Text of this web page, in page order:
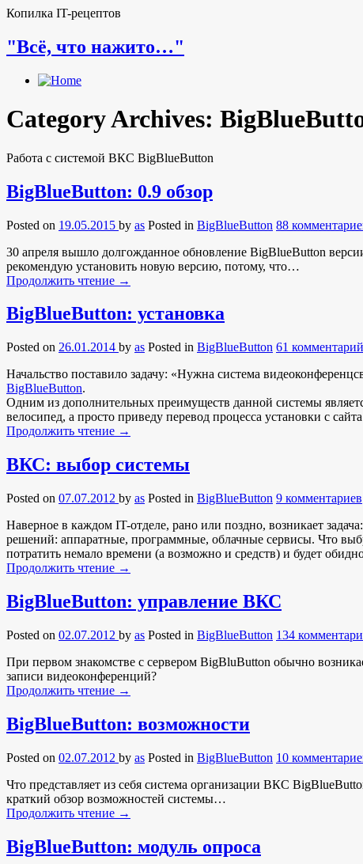
Копилка IT-рецептов
"Всё, что нажито…"
Category Archives:
Работа с системой ВКС BigBlueButton
BigBlueButton: 0.9 обзор
Posted on 19.05.2015 by as Posted in BigBlueButton 88
30 апреля вышло долгожданное обновление BigBlueButton
рекомендую установить новую версию, потому, что…
Продолжить чтение →
BigBlueButton: установка
Posted on 26.01.2014 by as Posted in BigBlueButton 61 комментарий
Начальство поставило задачу: «Нужна система
BigBlueButton.
Одним из дополнительных преимуществ данной системы
велосипед, а просто приведу перевод процесса установки с
Продолжить чтение →
ВКС: выбор системы
Posted on 07.07.2012 by as Posted in BigBlueButton 9 комментариев
Наверное в каждом IT-отделе, рано или поздно, возникает
решений: аппаратные, программные, облачные сервисы. Что
потратить немало времени (а возможно и средств) и будет
Продолжить чтение →
BigBlueButton: управление ВКС
Posted on 02.07.2012 by as Posted in BigBlueButton 134
При первом знакомстве с сервером BigBluButton обычно
записи видеоконференций?
Продолжить чтение →
BigBlueButton: возможности
Posted on 02.07.2012 by as Posted in BigBlueButton 10
Что представляет из себя система организации ВКС
краткий обзор возможностей системы…
Продолжить чтение →
BigBlueButton: модуль опроса